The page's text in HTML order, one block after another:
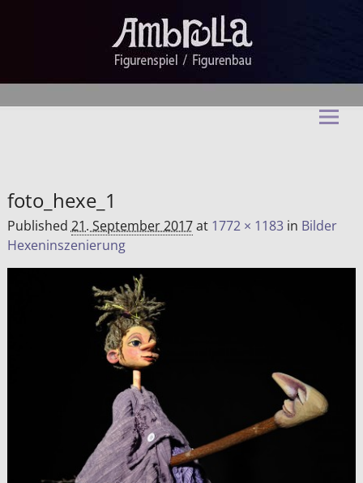
foto_hexe_1
Published 21. September 2017at 1772 × 1183in Bilder
Hexeninszenierung